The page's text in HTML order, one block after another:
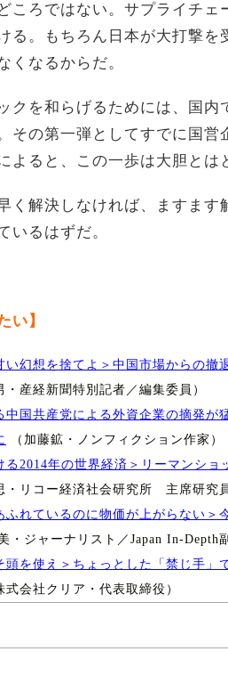
ころではない。サプライチ
る。もちろん日本が大打撃を
くなるからだ。
クを和らげるためには、国
その第一弾としてすでに国
よると、この一歩は大胆とは
く解決しなければ、ますま
いるはずだ。
い】
い幻想を捨てよ＞中国市場からの
・産経新聞特別記者／編集委員）
中国共産党による外資企業の摘発が
（加藤鉱・ノンフィクション作家）
る2014年の世界経済＞リーマンシ
・リコー経済社会研究所 主席研究
ふれているのに物価が上がらない
・ジャーナリスト／Japan In-Depth
頭を使え＞ちょっとした「禁じ手」
会社クリア・代表取締役）